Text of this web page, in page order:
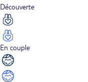
Découverte
En couple